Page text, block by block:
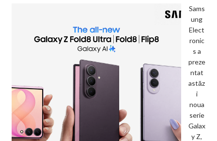
Sams
ung
Elect
ronic
s a
preze
ntat
astăz
i
noua
serie
Galax
y Z,